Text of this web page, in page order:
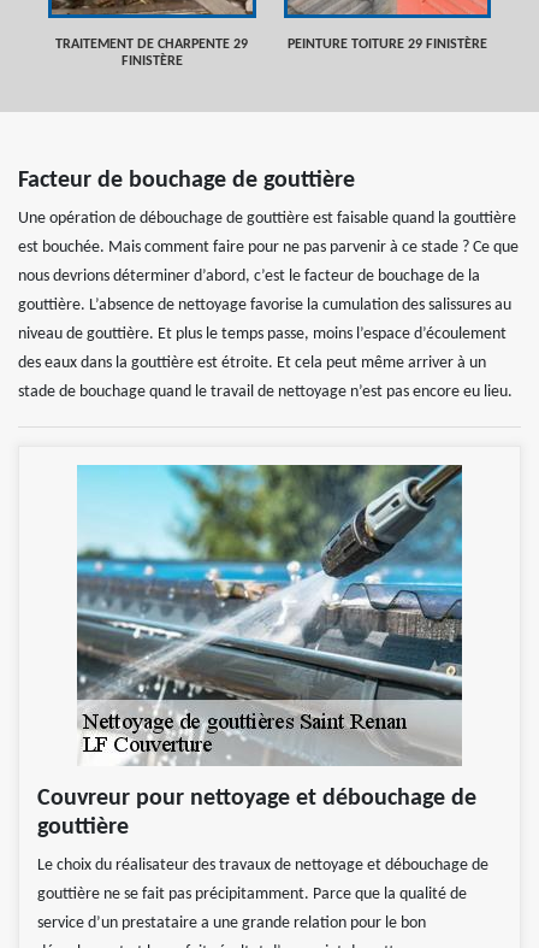
TRAITEMENT DE CHARPENTE 29
FINISTÈRE
PEINTURE TOITURE 29 FINISTÈRE
Facteur de bouchage de gouttière
Une opération de débouchage de gouttière est faisable quand la gouttière
est bouchée. Mais comment faire pour ne pas parvenir à ce stade ? Ce que
nous devrions déterminer d’abord, c’est le facteur de bouchage de la
gouttière. L’absence de nettoyage favorise la cumulation des salissures au
niveau de gouttière. Et plus le temps passe, moins l’espace d’écoulement
des eaux dans la gouttière est étroite. Et cela peut même arriver à un
stade de bouchage quand le travail de nettoyage n’est pas encore eu lieu.
Couvreur pour nettoyage et débouchage de
gouttière
Le choix du réalisateur des travaux de nettoyage et débouchage de
gouttière ne se fait pas précipitamment. Parce que la qualité de
service d’un prestataire a une grande relation pour le bon